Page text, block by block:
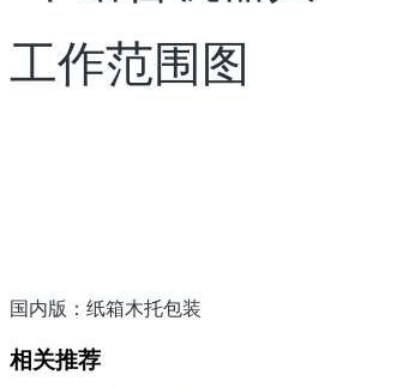
工作范围图
国内版：纸箱木托包装
相关推荐